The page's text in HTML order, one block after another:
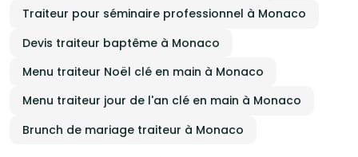
Traiteur pour séminaire professionnel à Monaco
Devis traiteur baptême à Monaco
Menu traiteur Noël clé en main à Monaco
Menu traiteur jour de l'an clé en main à Monaco
Brunch de mariage traiteur à Monaco